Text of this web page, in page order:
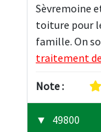
Sèvremoine
toiture pour
famille. On
traitement
Note :
49800